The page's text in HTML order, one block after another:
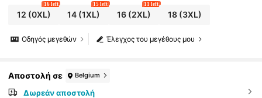
12 (0XL)
16 left
14 (1XL)
15 left
16(2XL)
11 left
18(3XL)
Έλεγχος του μεγέθους μου
Οδηγός μεγεθών
Αποστολή σε Belgium
Δωρεάν αποστολή